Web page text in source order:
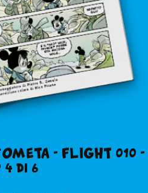
- FLIGHT 010 -
4 di 6